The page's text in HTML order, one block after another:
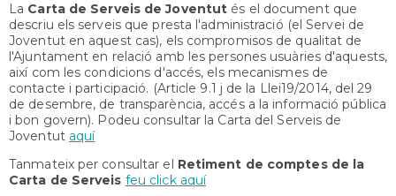
La Carta de Serveis de Joventut és el document que
descriu els serveis que presta l'administració (el Servei de
Joventut en aquest cas), els compromisos de qualitat de
l'Ajuntament en relació amb les persones usuàries d'aquests,
així com les condicions d'accés, els mecanismes de
contacte i participació. (Article 9.1 j de la Llei19/2014, del 29
de desembre, de transparència, accés a la informació pública
i bon govern). Podeu consultar la Carta del Serveis de
Joventut aquí
Tanmateix per consultar el Retiment de comptes de la
Carta de Serveis feu click aquí